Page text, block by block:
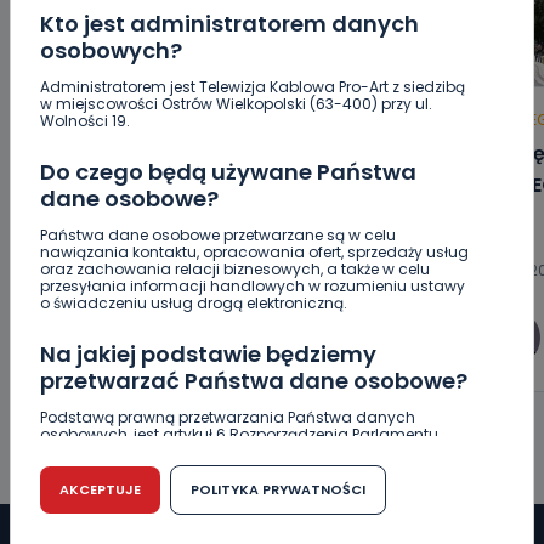
Kto jest administratorem danych
osobowych?
Administratorem jest Telewizja Kablowa Pro-Art z siedzibą
w miejscowości Ostrów Wielkopolski (63-400) przy ul.
Wolności 19.
Do czego będą używane Państwa
dane osobowe?
Państwa dane osobowe przetwarzane są w celu
nawiązania kontaktu, opracowania ofert, sprzedaży usług
oraz zachowania relacji biznesowych, a także w celu
przesyłania informacji handlowych w rozumieniu ustawy
o świadczeniu usług drogą elektroniczną.
Na jakiej podstawie będziemy
przetwarzać Państwa dane osobowe?
Podstawą prawną przetwarzania Państwa danych
osobowych, jest artykuł 6 Rozporządzenia Parlamentu
r. w sprawie ochrony osób fizycznych w związku z
przetwarzaniem danych osobowych w sprawie
swobodnego przepływu takich danych oraz uchylenia
dyrektywy 95/46/WE (RODO).
AKCEPTUJE POLITYKA PRYWATNOŚCI
HOT REGION
gminie. Ilu faktycznie cudzoziemców
08.08.2026 15:11
Co